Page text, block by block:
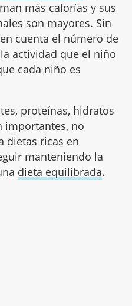
más calorías y sus
son mayores. Sin
cuenta el número de
actividad que el niño
cada niño es
proteínas, hidratos
importantes, no
dietas ricas en
manteniendo la
dieta equilibrada.